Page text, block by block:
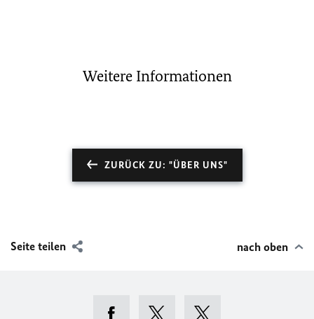
Weitere Informationen
ZURÜCK ZU: "ÜBER UNS"
Seite teilen nach oben